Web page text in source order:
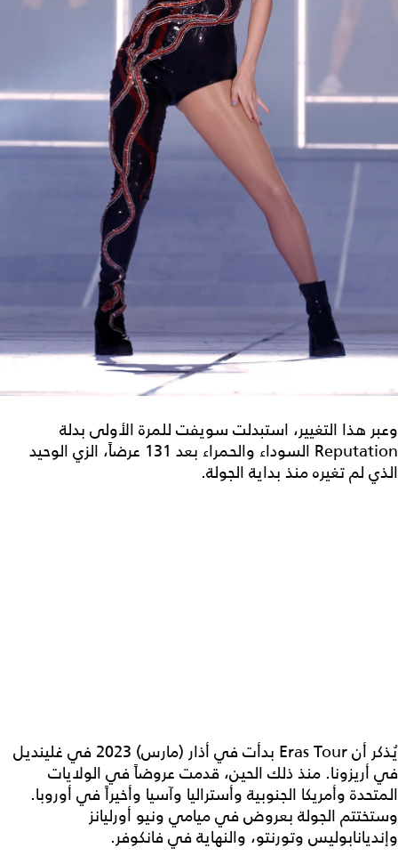
وعبر هذا التغيير، استبدلت سويفت للمرة الأولى بدلة
Reputation السوداء والحمراء بعد 131 عرضاً، الزي الوحيد
الذي لم تغيره منذ بداية الجولة.
يُذكر أن Eras Tour بدأت في أذار (مارس) 2023 في غلينديل
في أريزونا. منذ ذلك الحين، قدمت عروضاً في الولايات
المتحدة وأمريكا الجنوبية وأستراليا وآسيا وأخيراً في أوروبا.
وستختتم الجولة بعروض في ميامي ونيو أورليانز
وإنديانابوليس وتورنتو، والنهاية في فانكوفر.